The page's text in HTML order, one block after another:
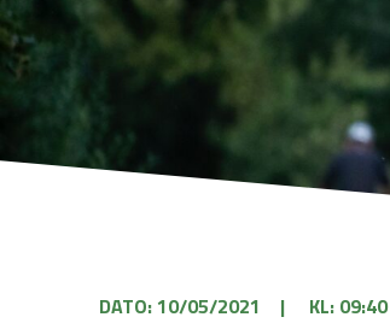
DATO: 10/05/2021 | KL: 09:40